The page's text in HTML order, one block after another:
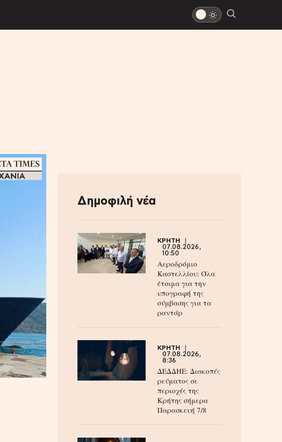
Δημοφιλή νέα
ΚΡΗΤΗ
07.08.2026,
10:50
Αεροδρόμιο
Καστελλίου: Όλα
έτοιμα για την
υπογραφή της
σύμβασης για τα
ραντάρ
ΚΡΗΤΗ
07.08.2026,
8:36
ΔΕΔΔΗΕ: Διακοπές
ρεύματος σε
περιοχές της
Κρήτης σήμερα
Παρασκευή 7/8